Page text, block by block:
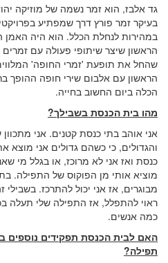
גד אלבז, הוא זמר נשמה של מוזיקה
בעיקר זמר פורץ דרך שמפתיע
במהירות לנחלת הכלל. הוא היה האמן
הראשון שיצר שיתופי פעולה עם
שהחל את תופעת 'זמרי החופה'
הראשון עם אלבום שירי חופה ההופך
הכלה ביום החשוב בחייה.
מהו בית הכנסת בשבילך?
אני אוהב בתי כנסת קטנים. אני
והגדולים, כי כשהם גדולים אני
כנסת ואז אני לא מרוכז, או בגלל מי
מוציא אותי מן הפוקוס של התפילה.
מבוגרים, אז אני יכול להתרכז.
ראוי להתפלל, אז התפילה שלי תעלה
כמה אנשים.
האם לבית הכנסת תפקידים נוספים
תפילה?